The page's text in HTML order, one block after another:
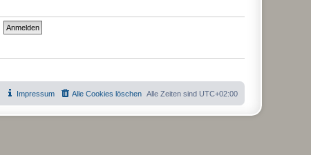
i
Alle Zeiten sind UTC+02:00
Alle Cookies löschen
Impressum